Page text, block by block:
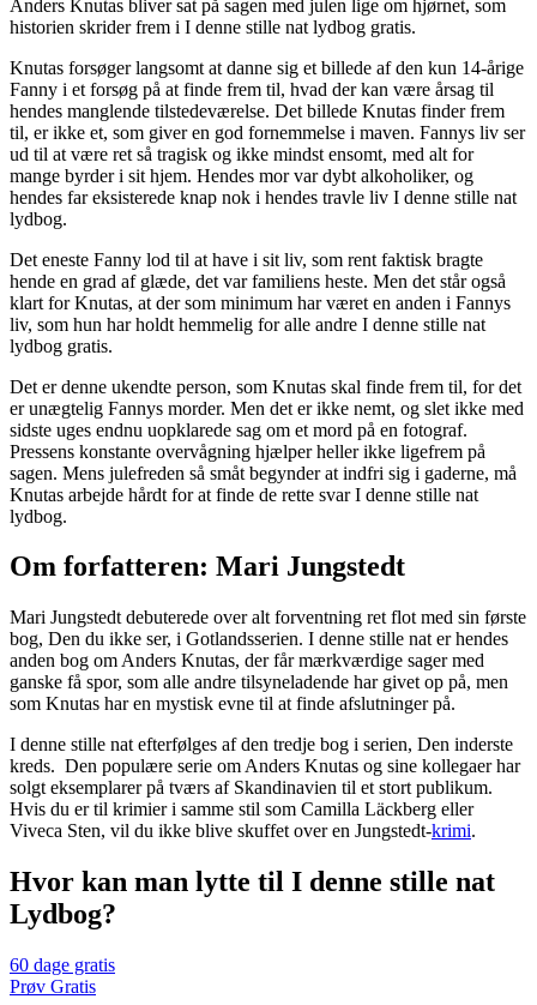
Anders Knutas bliver sat på sagen med julen lige om hjørnet, som
historien skrider frem i I denne stille nat lydbog gratis.
Knutas forsøger langsomt at danne sig et billede af den kun 14-årige
Fanny i et forsøg på at finde frem til, hvad der kan være årsag til
hendes manglende tilstedeværelse. Det billede Knutas finder frem
til, er ikke et, som giver en god fornemmelse i maven. Fannys liv ser
ud til at være ret så tragisk og ikke mindst ensomt, med alt for
mange byrder i sit hjem. Hendes mor var dybt alkoholiker, og
hendes far eksisterede knap nok i hendes travle liv I denne stille nat
lydbog.
Det eneste Fanny lod til at have i sit liv, som rent faktisk bragte
hende en grad af glæde, det var familiens heste. Men det står også
klart for Knutas, at der som minimum har været en anden i Fannys
liv, som hun har holdt hemmelig for alle andre I denne stille nat
lydbog gratis.
Det er denne ukendte person, som Knutas skal finde frem til, for det
er unægtelig Fannys morder. Men det er ikke nemt, og slet ikke med
sidste uges endnu uopklarede sag om et mord på en fotograf.
Pressens konstante overvågning hjælper heller ikke ligefrem på
sagen. Mens julefreden så småt begynder at indfri sig i gaderne, må
Knutas arbejde hårdt for at finde de rette svar I denne stille nat
lydbog.
Om forfatteren: Mari Jungstedt
Mari Jungstedt debuterede over alt forventning ret flot med sin første
bog, Den du ikke ser, i Gotlandsserien. I denne stille nat er hendes
anden bog om Anders Knutas, der får mærkværdige sager med
ganske få spor, som alle andre tilsyneladende har givet op på, men
som Knutas har en mystisk evne til at finde afslutninger på.
I denne stille nat efterfølges af den tredje bog i serien, Den inderste
kreds. Den populære serie om Anders Knutas og sine kollegaer har
solgt eksemplarer på tværs af Skandinavien til et stort publikum.
Hvis du er til krimier i samme stil som Camilla Läckberg eller
Viveca Sten, vil du ikke blive skuffet over en Jungstedt-krimi.
Hvor kan man lytte til I denne stille nat
Lydbog?
60 dage gratis
Prøv Gratis